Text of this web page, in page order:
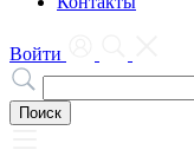
Войти